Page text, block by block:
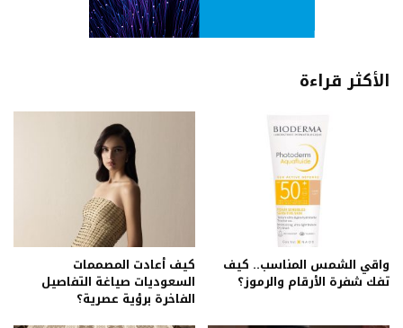
الأكثر قراءة
واقي الشمس المناسب.. كيف
تفك شفرة الأرقام والرموز؟
كيف أعادت المصممات
السعوديات صياغة التفاصيل
الفاخرة برؤية عصرية؟